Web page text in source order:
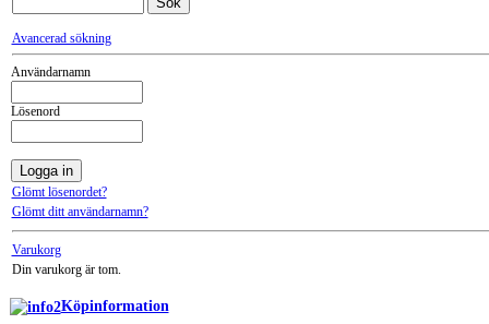
Avancerad sökning
Användarnamn
Lösenord
Glömt lösenordet?
Glömt ditt användarnamn?
Varukorg
Din varukorg är tom.
Köpinformation